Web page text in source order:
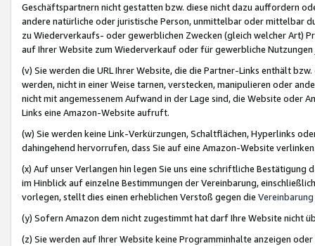
Geschäftspartnern nicht gestatten bzw. diese nicht dazu auffordern
andere natürliche oder juristische Person, unmittelbar oder mittelbar
zu Wiederverkaufs- oder gewerblichen Zwecken (gleich welcher Art)
auf Ihrer Website zum Wiederverkauf oder für gewerbliche
(v) Sie werden die URL Ihrer Website, die die Partner-Links enthält
werden, nicht in einer Weise tarnen, verstecken, manipulieren oder
nicht mit angemessenem Aufwand in der Lage sind, die Website oder
Links eine Amazon-Website aufruft.
(w) Sie werden keine Link-Verkürzungen, Schaltflächen, Hyperlinks
dahingehend hervorrufen, dass Sie auf eine Amazon-Website
(x) Auf unser Verlangen hin legen Sie uns eine schriftliche
im Hinblick auf einzelne Bestimmungen der Vereinbarung,
vorlegen, stellt dies einen erheblichen Verstoß gegen die Vereinbarung
(y) Sofern Amazon dem nicht zugestimmt hat darf Ihre Website nicht
(z) Sie werden auf Ihrer Website keine Programminhalte anzeigen